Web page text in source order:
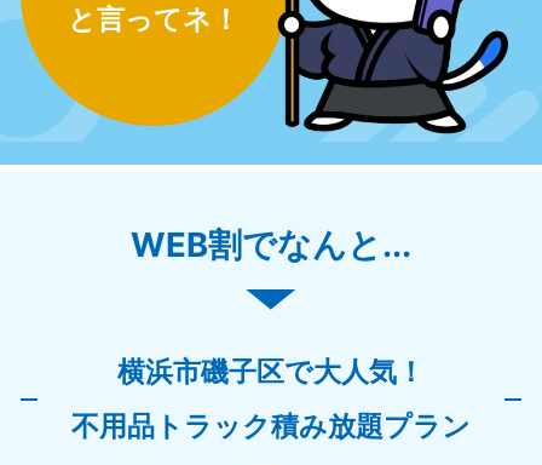
と言ってネ！
WEB割でなんと...
横浜市磯子区で大人気！
不用品トラック積み放題プラン